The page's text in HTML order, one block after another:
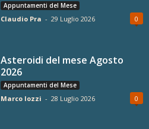
Appuntamenti del Mese
Claudio Pra - 29 Luglio 2026 0
Asteroidi del mese Agosto
2026
Appuntamenti del Mese
Marco Iozzi - 28 Luglio 2026 0